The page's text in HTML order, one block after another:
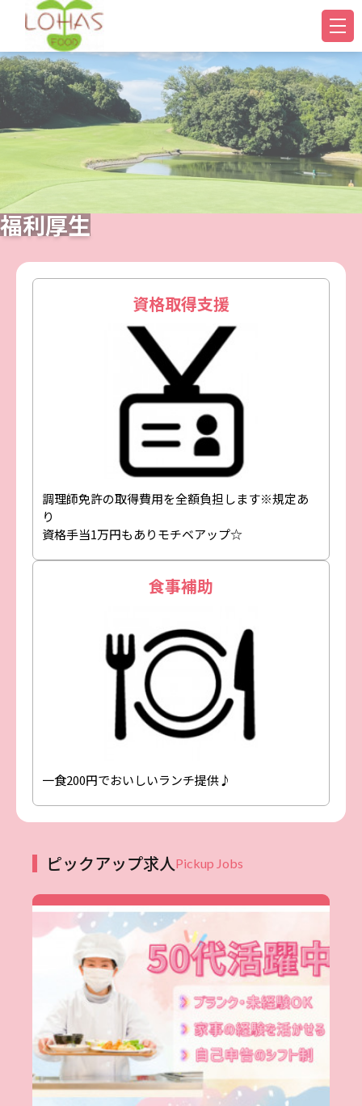
福利厚生
資格取得支援
調理師免許の取得費用を全額負担します※規定あ
り
資格手当1万円もありモチベアップ☆
食事補助
一食200円でおいしいランチ提供♪
ピックアップ求人Pickup Jobs